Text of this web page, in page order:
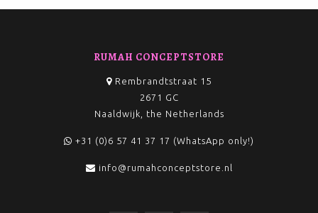
RUMAH CONCEPTSTORE
Rembrandtstraat 15
2671 GC
Naaldwijk, the Netherlands
+31 (0)6 57 41 37 17 (WhatsApp only!)
info@rumahconceptstore.nl